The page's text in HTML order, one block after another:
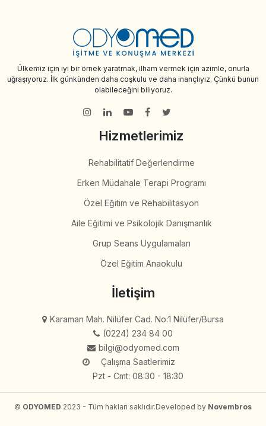
Ülkemiz için iyi bir örnek yaratmak, ilham vermek için azimle, onurla
uğraşıyoruz. İlk günkünden daha coşkulu ve daha inançlıyız. Çünkü bunun
olabileceğini biliyoruz.
Hizmetlerimiz
Rehabilitatif Değerlendirme
Erken Müdahale Terapi Programı
Özel Eğitim ve Rehabilitasyon
Aile Eğitimi ve Psikolojik Danışmanlık
Grup Seans Uygulamaları
Özel Eğitim Anaokulu
İletişim
Karaman Mah. Nilüfer Cad. No:1 Nilüfer/Bursa
(0224) 234 84 00
bilgi@odyomed.com
Çalışma Saatlerimiz
Pzt - Cmt: 08:30 - 18:30
© ODYOMED 2023 - Tüm hakları saklıdır.Developed by Novembros